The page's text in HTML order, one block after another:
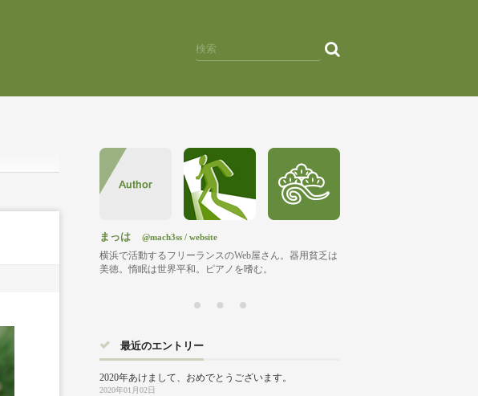
まっは @mach3ss/ website
横浜で活動するフリーランスのWeb屋さん。器用貧乏は
美徳。惰眠は世界平和。ピアノを嗜む。
最近のエントリー
2020年あけまして、おめでとうございます。
2020年01月02日